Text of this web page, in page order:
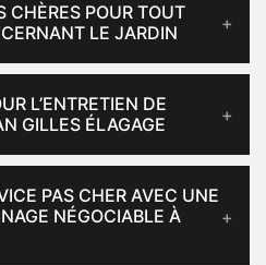
CHÈRES POUR TOUT
LE JARDIN
L’ENTRETIEN DE
GILLES ÉLAGAGE
PAS CHER AVEC UNE
NÉGOCIABLE À